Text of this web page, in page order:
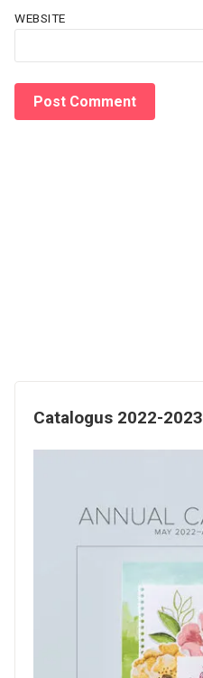
WEBSITE
Catalogus 2022-2023